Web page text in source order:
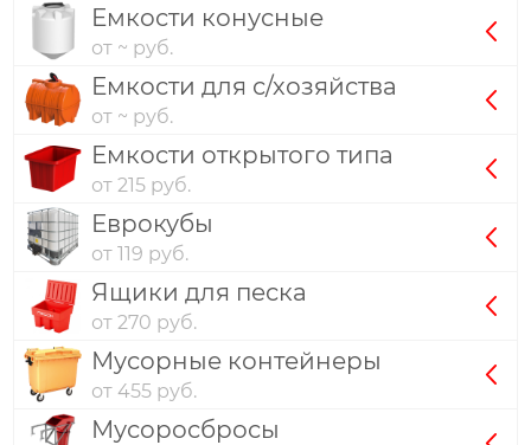
Емкости конусные
от ~ руб.
Емкости для с/хозяйства
от ~ руб.
Емкости открытого типа
от 215 руб.
Еврокубы
от 119 руб.
Ящики для песка
от 270 руб.
Мусорные контейнеры
от 455 руб.
Мусоросбросы